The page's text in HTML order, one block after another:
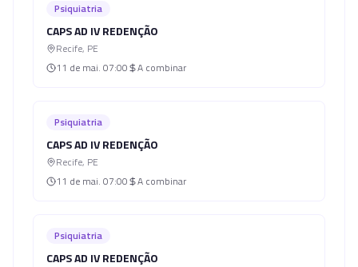
Psiquiatria
CAPS AD IV REDENÇÃO
Recife, PE
11 de mai. 07:00 A combinar
Psiquiatria
CAPS AD IV REDENÇÃO
Recife, PE
11 de mai. 07:00 A combinar
Psiquiatria
CAPS AD IV REDENÇÃO